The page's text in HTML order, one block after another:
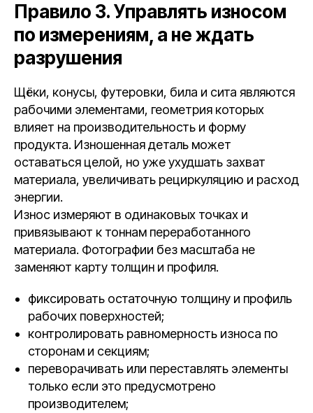
Правило 3. Управлять износом
по измерениям, а не ждать
разрушения
Щёки, конусы, футеровки, била и сита являются
рабочими элементами, геометрия которых
влияет на производительность и форму
продукта. Изношенная деталь может
оставаться целой, но уже ухудшать захват
материала, увеличивать рециркуляцию и расход
энергии.
Износ измеряют в одинаковых точках и
привязывают к тоннам переработанного
материала. Фотографии без масштаба не
заменяют карту толщин и профиля.
фиксировать остаточную толщину и профиль
рабочих поверхностей;
контролировать равномерность износа по
сторонам и секциям;
переворачивать или переставлять элементы
только если это предусмотрено
производителем;